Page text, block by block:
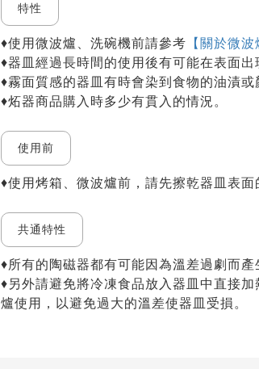
特性
♦使用微波爐、洗碗機前請參考 【關於微波
♦器皿經過長時間的使用後有可能在表面
♦霧面質感的器皿有時會染到食物的油漬或
♦炻器商品購入時多少有貫入的情況。
使用前
♦使用烤箱、微波爐前，請先擦乾器皿表面
共通特性
♦所有的陶磁器都有可能因為溫差過劇而
♦另外請避免將冷凍食品放入器皿中直接
爐使用，以避免過大的溫差使器皿受損。